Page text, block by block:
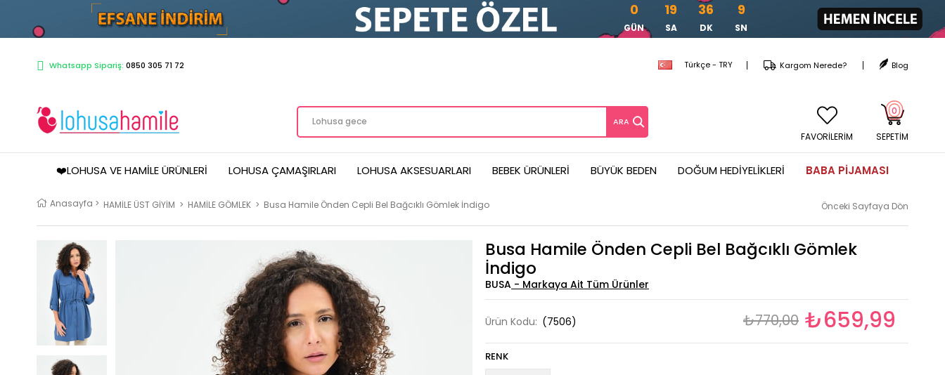
0
GÜN
19
SA
36
DK
8
SN
Whatsapp Sipariş: 0850 305 71 72 Türkçe - TRY Blog
Kargom Nerede?
SEPETIM
0
FAVORİLERİM
❤️LOHUSA VE HAMILE ÜRÜNLERI LOHUSA ÇAMAŞIRLARI LOHUSA AKSESUARLARI BEBEK ÜRÜNLERI BÜYÜK BEDEN DOĞUM HEDIYELIKLERI BABA PIJAMASI
Anasayfa > HAMİLE ÜST GİYİM > HAMİLE GÖMLEK > Busa Hamile Önden Cepli Bel Bağcıklı Gömlek İndigo Önceki Sayfaya Dön
Busa Hamile Önden Cepli Bel Bağcıklı Gömlek
İndigo
BUSA
Ürün Kodu: (7506) ₺770,00 ₺659,99
RENK